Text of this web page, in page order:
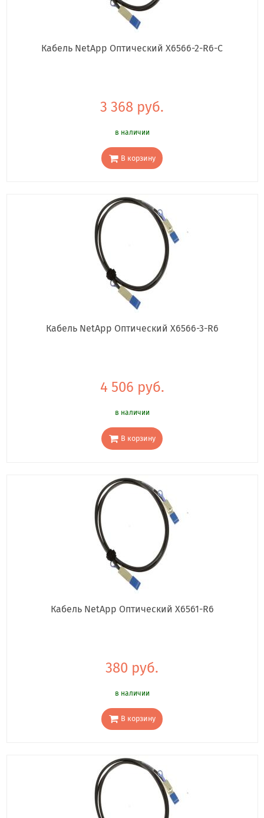
Кабель NetApp Оптический X6566-2-R6-C
3 368 руб.
в наличии
В корзину
Кабель NetApp Оптический X6566-3-R6
4 506 руб.
в наличии
В корзину
Кабель NetApp Оптический X6561-R6
380 руб.
в наличии
В корзину